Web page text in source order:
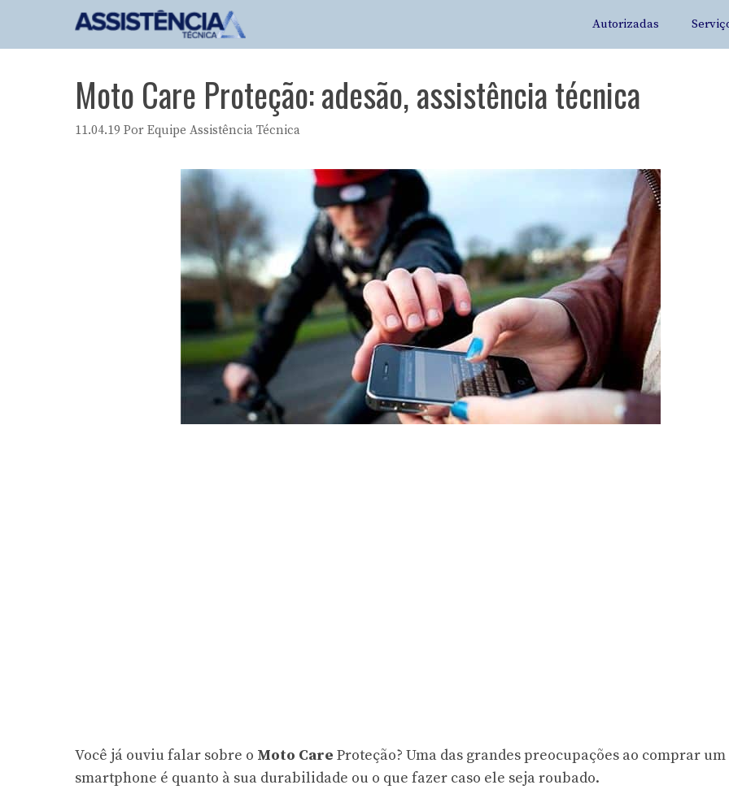
Autorizadas
Moto Care Proteção: adesão, assistência técnica
11.04.19 Por Equipe Assistência Técnica
Você já ouviu falar sobre o Moto Care Proteção? Uma das grandes preocupações ao comprar um
smartphone é quanto à sua durabilidade ou o que fazer caso ele seja roubado.